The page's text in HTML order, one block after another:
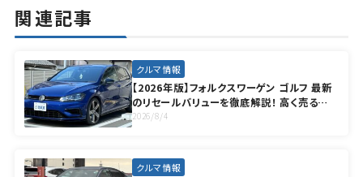
関連記事
クルマ情報
【2026年版】フォルクスワーゲン ゴルフ 最新
のリセールバリューを徹底解説！ 高く売るコ
ツも紹介
2026/8/4
クルマ情報